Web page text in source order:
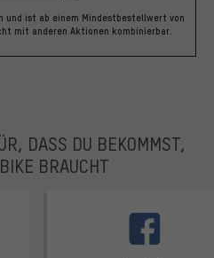
und ist ab einem Mindestbestellwert von
mit anderen Aktionen kombinierbar.
DASS DU BEKOMMST,
BRAUCHT